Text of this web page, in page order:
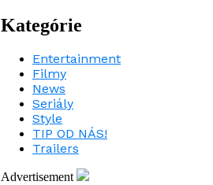
Kategórie
Entertainment
Filmy
News
Seriály
Style
TIP OD NÁS!
Trailers
Advertisement